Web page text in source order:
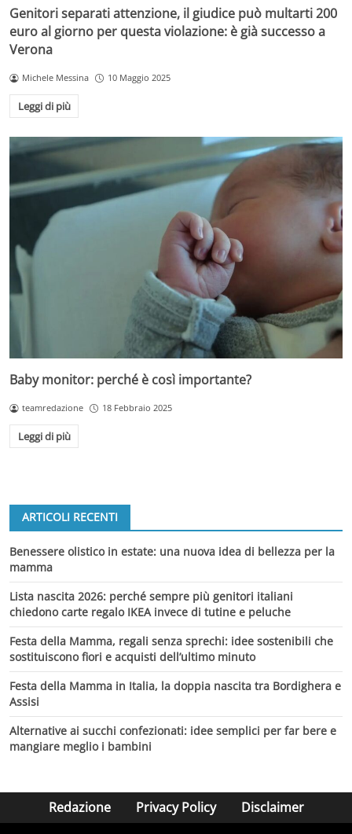
Genitori separati attenzione, il giudice può multarti 200
euro al giorno per questa violazione: è già successo a
Verona
Michele Messina 10 Maggio 2025
Leggi di più
Baby monitor: perché è così importante?
teamredazione 18 Febbraio 2025
Leggi di più
ARTICOLI RECENTI
Benessere olistico in estate: una nuova idea di bellezza per la
mamma
Lista nascita 2026: perché sempre più genitori italiani
chiedono carte regalo IKEA invece di tutine e peluche
Festa della Mamma, regali senza sprechi: idee sostenibili che
sostituiscono fiori e acquisti dell’ultimo minuto
Festa della Mamma in Italia, la doppia nascita tra Bordighera e
Assisi
Alternative ai succhi confezionati: idee semplici per far bere e
mangiare meglio i bambini
Redazione Privacy Policy Disclaimer